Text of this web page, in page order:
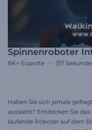
Spinnenroboter
8K+ Exporte 7
Haben Sie sich jemals
aussieht? Entdecken Sie
laufende Roboter auf dem